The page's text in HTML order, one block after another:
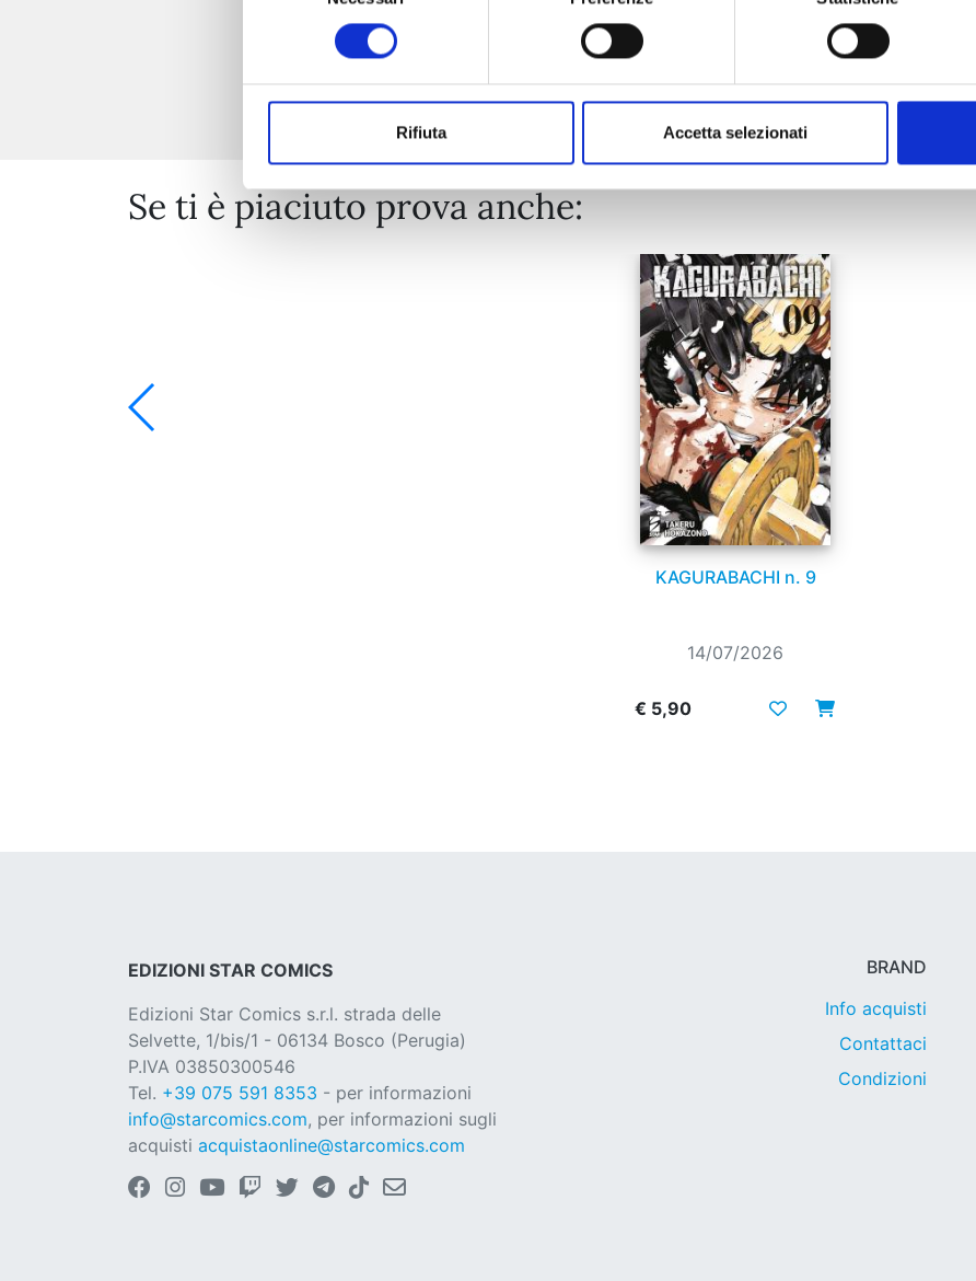
Rifiuta Accetta selezionati
Se ti è piaciuto prova anche:
KAGURABACHI n. 9
14/07/2026
€ 5,90
EDIZIONI STAR COMICS
Edizioni Star Comics s.r.l. strada delle
Selvette, 1/bis/1 - 06134 Bosco (Perugia)
P.IVA 03850300546
Tel. +39 075 591 8353 - per informazioni
info@starcomics.com, per informazioni sugli
acquisti acquistaonline@starcomics.com
BRAND
Info acquisti
Contattaci
Condizioni